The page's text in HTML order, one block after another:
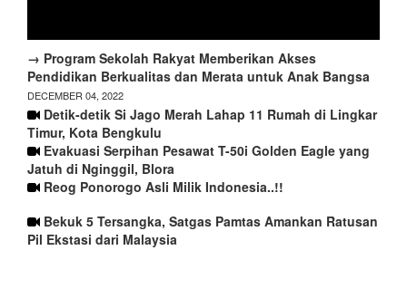
→ Program Sekolah Rakyat Memberikan Akses
Pendidikan Berkualitas dan Merata untuk Anak Bangsa
DECEMBER 04, 2022
Detik-detik Si Jago Merah Lahap 11 Rumah di Lingkar
Timur, Kota Bengkulu
Evakuasi Serpihan Pesawat T-50i Golden Eagle yang
Jatuh di Nginggil, Blora
Reog Ponorogo Asli Milik Indonesia..!!
Bekuk 5 Tersangka, Satgas Pamtas Amankan Ratusan
Pil Ekstasi dari Malaysia